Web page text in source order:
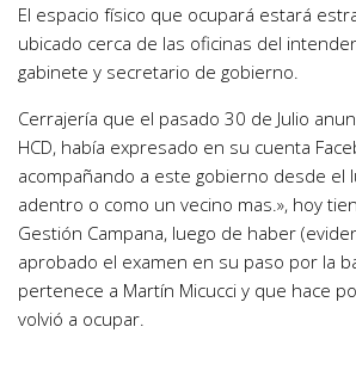
El espacio físico que ocupará estará
ubicado cerca de las oficinas del
gabinete y secretario de gobierno.
Cerrajería que el pasado 30 de Julio
HCD, había expresado en su cuenta
acompañando a este gobierno desde el
adentro o como un vecino mas.», hoy
Gestión Campana, luego de haber
aprobado el examen en su paso por la
pertenece a Martín Micucci y que hace
volvió a ocupar.